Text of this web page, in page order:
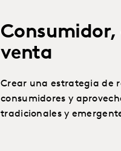
venta
Crear una estrategia de
consumidores y
tradicionales y